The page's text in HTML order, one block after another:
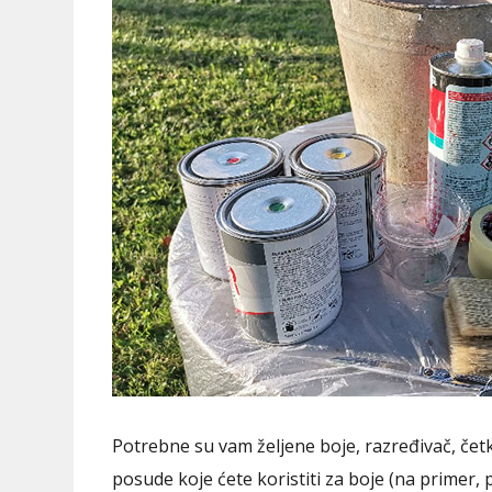
Potrebne su vam željene boje, razređivač,
posude koje ćete koristiti za boje (na primer,